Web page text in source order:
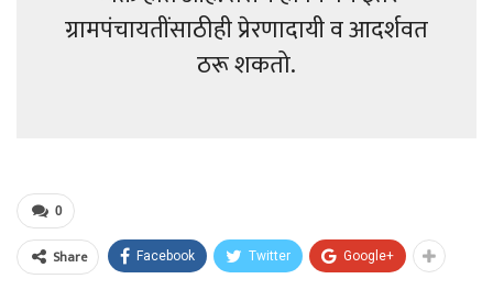
ग्रामपंचायतींसाठीही प्रेरणादायी व आदर्शवत
ठरू शकतो.
0
Share Facebook Twitter Google+